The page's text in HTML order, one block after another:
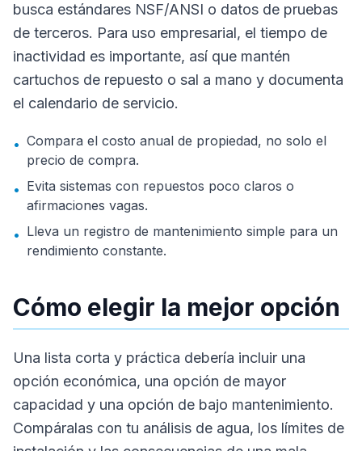
busca estándares NSF/ANSI o datos de pruebas
de terceros. Para uso empresarial, el tiempo de
inactividad es importante, así que mantén
cartuchos de repuesto o sal a mano y documenta
el calendario de servicio.
• Compara el costo anual de propiedad, no solo el
precio de compra.
• Evita sistemas con repuestos poco claros o
afirmaciones vagas.
• Lleva un registro de mantenimiento simple para un
rendimiento constante.
Cómo elegir la mejor opción
Una lista corta y práctica debería incluir una
opción económica, una opción de mayor
capacidad y una opción de bajo mantenimiento.
Compáralas con tu análisis de agua, los límites de